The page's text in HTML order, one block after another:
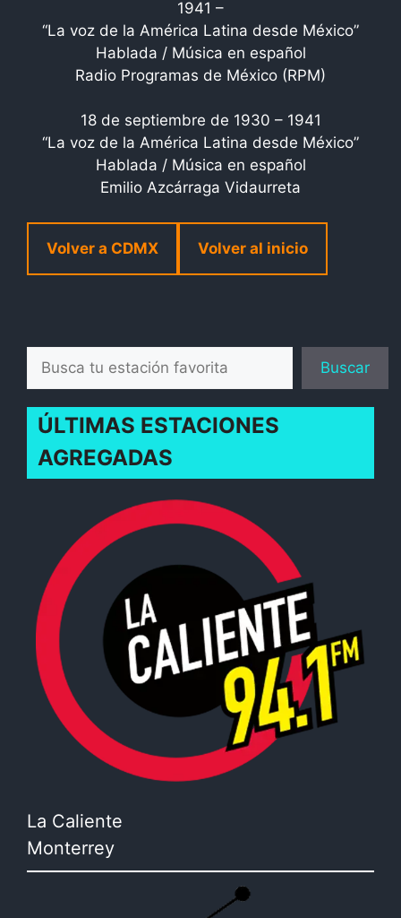
1941 –
“La voz de la América Latina desde México”
Hablada / Música en español
Radio Programas de México (RPM)
18 de septiembre de 1930 – 1941
“La voz de la América Latina desde México”
Hablada / Música en español
Emilio Azcárraga Vidaurreta
Volver a CDMX Volver al inicio
Buscar
ÚLTIMAS ESTACIONES
AGREGADAS
La Caliente
Monterrey